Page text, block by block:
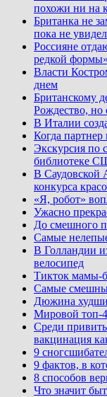
похожи ни на
Британка не
пока не
Россияне
редкой формы»
Власти
днем
Британскому
Рождество, но
В Италии
Когда
Экскурсия по
библиотеке
В Саудовской
конкурса
«Я, робот»
Ужасно
До смешного
Самые
В Голландии
велосипед
Тикток мамы-
Самые
Дюжина
Мировой топ-
Среди
вакцинация
9
9 фактов, в
8 способов
Что значит